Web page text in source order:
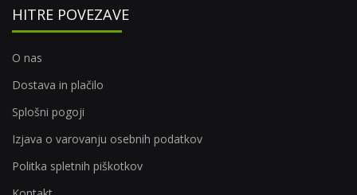
HITRE POVEZAVE
O nas
Dostava in plačilo
Splošni pogoji
Izjava o varovanju osebnih podatkov
Politka spletnih piškotkov